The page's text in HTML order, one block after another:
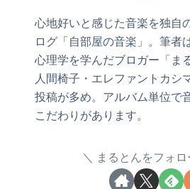
心地好いと感じた音楽を独自
ログ「自部屋の音楽」。筆者
心理学を学んだブロガー「ま
人間椅子・エレファントカシ
投稿が多め。アルバム単位で
こだわりがあります。
まるとんをフォロ